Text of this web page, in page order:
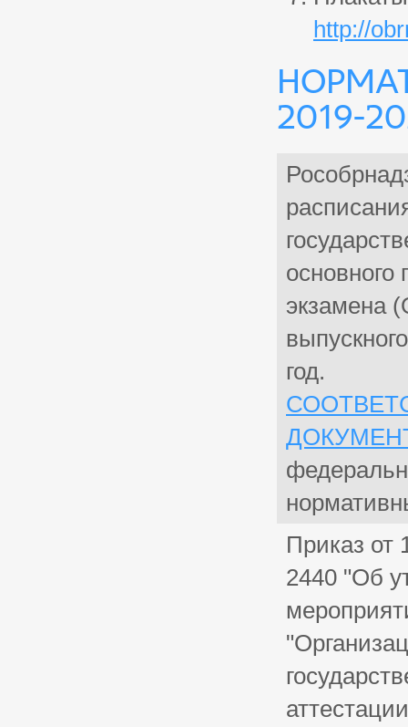
http://
2019-
основного
экзамена
год.
Приказ от
2440 "Об